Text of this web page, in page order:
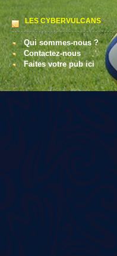
LES CYBERVULCANS
Qui sommes-nous ?
Contactez-nous
Faites votre pub ici